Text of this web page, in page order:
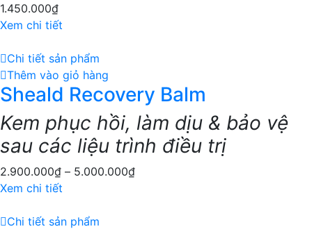
1.450.000₫
Xem chi tiết
Chi tiết sản phẩm
Thêm vào giỏ hàng
Sheald Recovery Balm
Kem phục hồi, làm dịu & bảo vệ
sau các liệu trình điều trị
2.900.000₫ – 5.000.000₫
Xem chi tiết
Chi tiết sản phẩm